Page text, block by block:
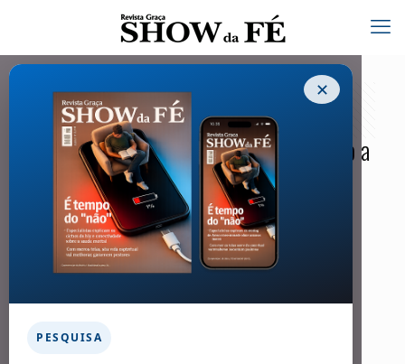
✕
PESQUISA
Missionário no Amazonas sugere como a
Igreja pode se aliar às pautas
ambientais
04/04/2025
Facebook Twitter
Messenger